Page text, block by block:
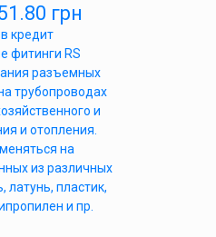
грн
кредит
фитинги RS
разъемных
трубопроводах
и
и отопления.
на
из различных
латунь, пластик,
и пр.